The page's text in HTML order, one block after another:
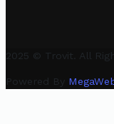
2025 © Trovit. All
Powered By